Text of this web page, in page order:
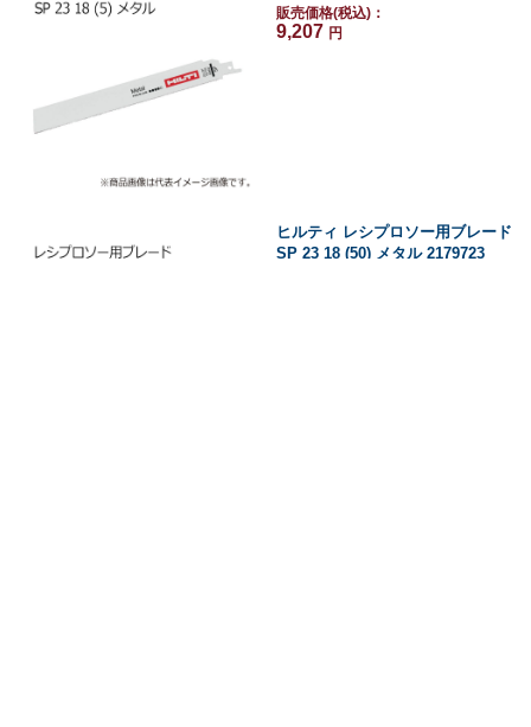
販売価格(税込)：
9,207 円
ヒルティ レシプロソー用ブレード
SP 23 18 (50) メタル 2179723